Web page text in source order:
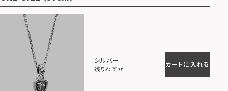
シルバー
残りわずか
カートに入れる